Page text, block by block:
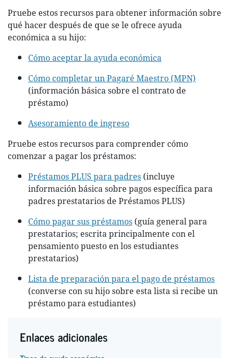
Pruebe estos recursos para obtener información sobre
qué hacer después de que se le ofrece ayuda
económica a su hijo:
Cómo aceptar la ayuda económica
Cómo completar un Pagaré Maestro (MPN)
(información básica sobre el contrato de
préstamo)
Asesoramiento de ingreso
Pruebe estos recursos para comprender cómo
comenzar a pagar los préstamos:
Préstamos PLUS para padres (incluye
información básica sobre pagos específica para
padres prestatarios de Préstamos PLUS)
Cómo pagar sus préstamos (guía general para
prestatarios; escrita principalmente con el
pensamiento puesto en los estudiantes
prestatarios)
Lista de preparación para el pago de préstamos
(converse con su hijo sobre esta lista si recibe un
préstamo para estudiantes)
Enlaces adicionales